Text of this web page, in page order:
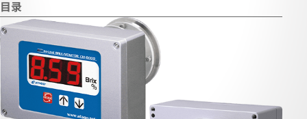
目录